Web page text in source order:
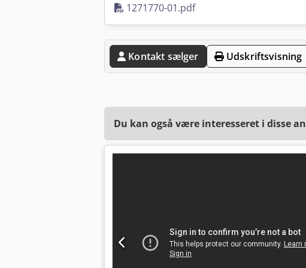
1271770-01.pdf
Kontakt sælger Udskriftsvisning
Du kan også være interesseret i disse